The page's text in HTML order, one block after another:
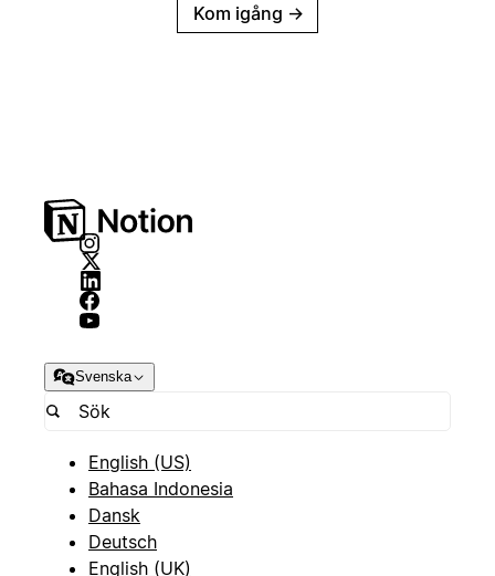
Kom igång →
Svenska
English (US)
Bahasa Indonesia
Dansk
Deutsch
English (UK)